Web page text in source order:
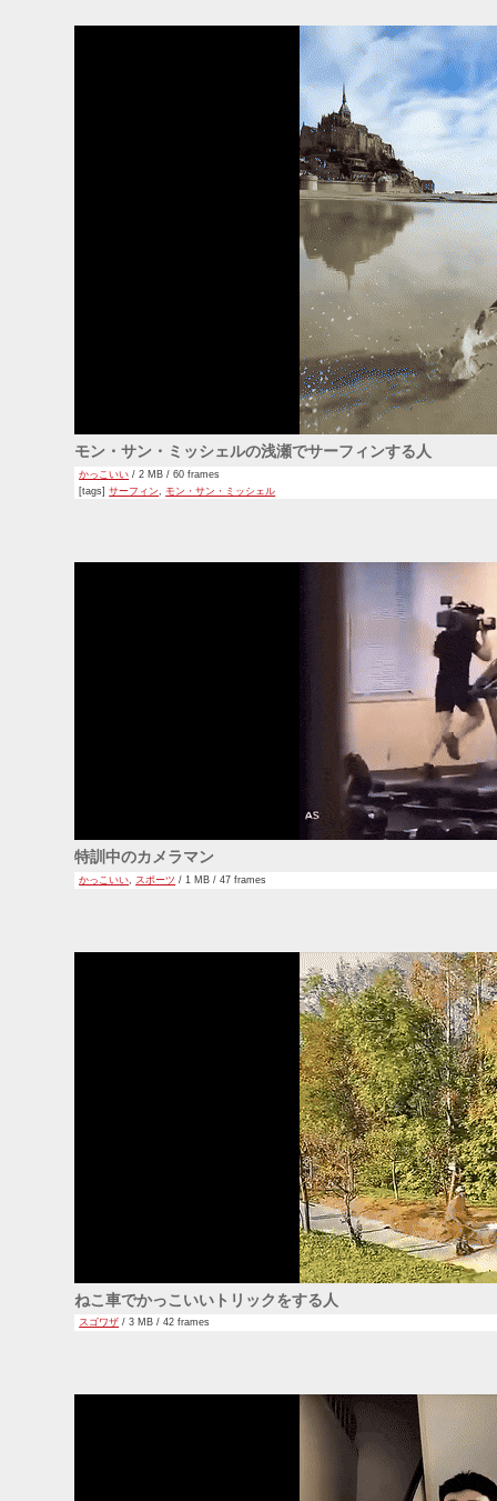
モン・サン・ミッシェルの浅瀬でサーフィンする人
かっこいい / 2 MB / 60 frames
[tags]サーフィン ,モン・サン・ミッシェル
特訓中のカメラマン
かっこいい スポーツ / 1 MB / 47 frames
ねこ車でかっこいいトリックをする人
スゴワザ / 3 MB / 42 frames